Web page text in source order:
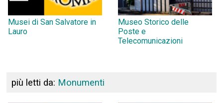
Musei di San Salvatore in
Lauro
Museo Storico delle
Poste e
Telecomunicazioni
più letti da: Monumenti